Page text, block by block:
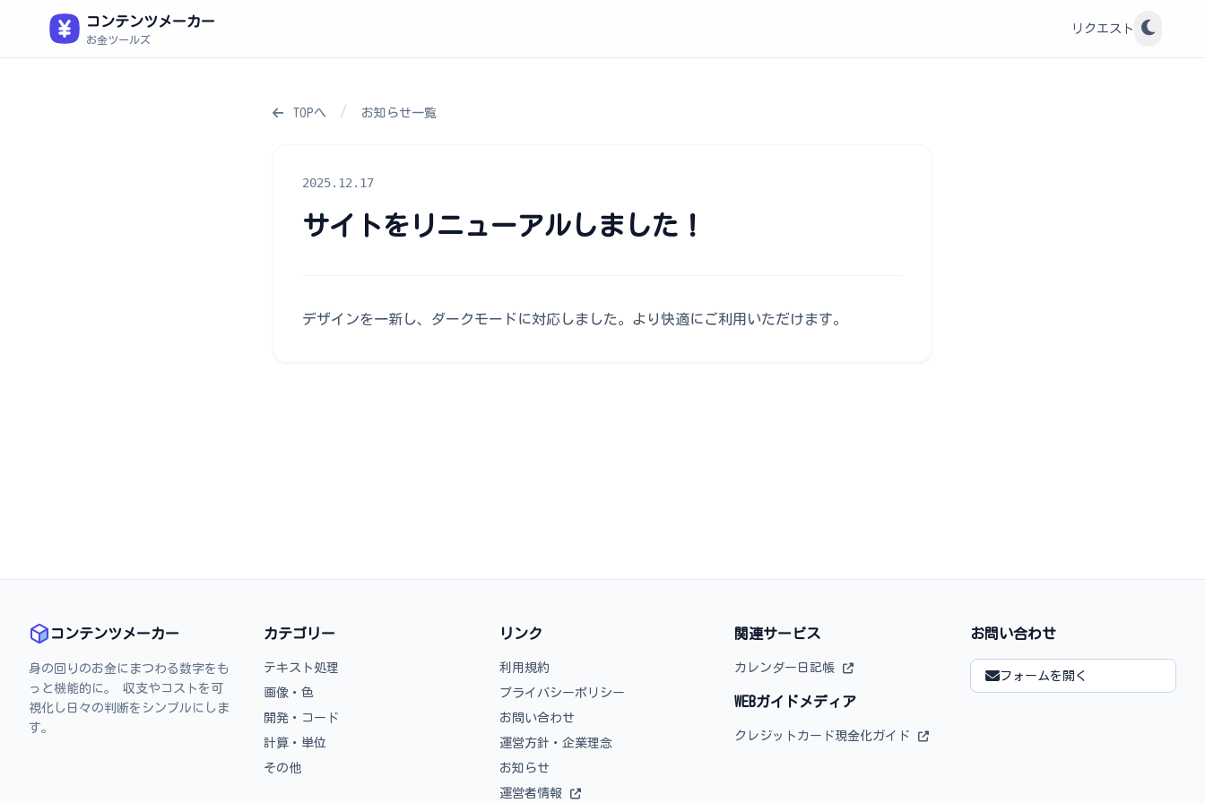
コンテンツメーカー
お金ツールズ
リクエスト
TOPへ / お知らせ一覧
2025.12.17
サイトをリニューアルしました！
デザインを一新し、ダークモードに対応しました。より快適にご利用いただけます。
コンテンツメーカー
身の回りのお金にまつわる数字をも
っと機能的に。 収支やコストを可
視化し日々の判断をシンプルにしま
す。
カテゴリー
テキスト処理
画像・色
開発・コード
計算・単位
その他
リンク
利用規約
プライバシーポリシー
お問い合わせ
運営方針・企業理念
お知らせ
運営者情報
関連サービス
カレンダー日記帳
WEBガイドメディア
クレジットカード現金化ガイド
お問い合わせ
フォームを開く